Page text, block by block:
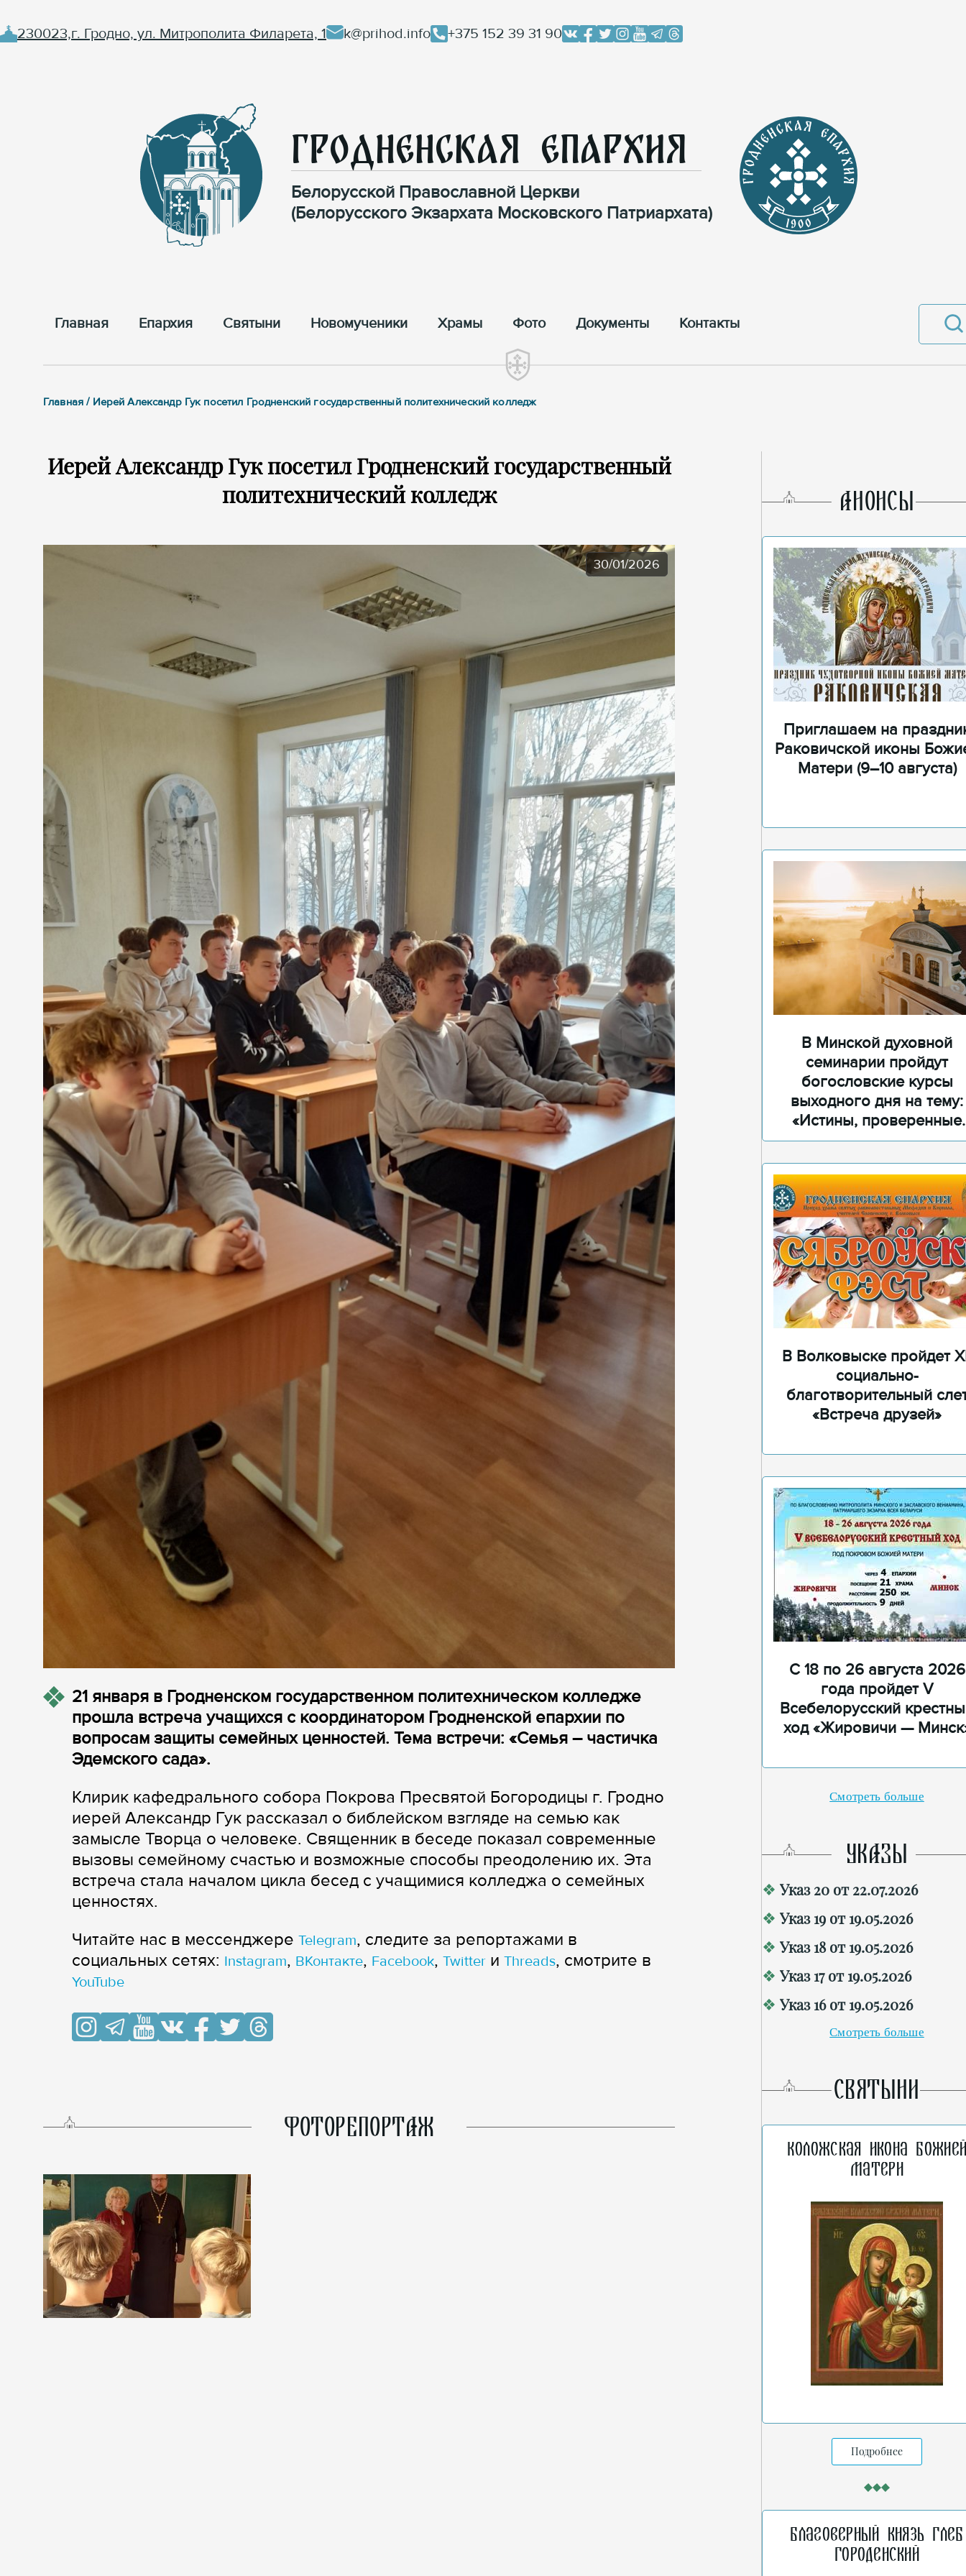
230023,г. Гродно, ул. Митрополита Филарета, 1 k@prihod.info +375 152 39 31 90
Гродненская Епархия
Белорусской Православной Церкви
(Белорусского Экзархата Московского Патриархата)
Главная Епархия Cвятыни Новомученики Храмы Фото Документы Контакты
Главная / Иерей Александр Гук посетил Гродненский государственный политехнический колледж
Иерей Александр Гук посетил Гродненский государственный
политехнический колледж
30/01/2026
21 января в Гродненском государственном политехническом колледже
прошла встреча учащихся с координатором Гродненской епархии по
вопросам защиты семейных ценностей. Тема встречи: «Семья – частичка
Эдемского сада».
Клирик кафедрального собора Покрова Пресвятой Богородицы г. Гродно
иерей Александр Гук рассказал о библейском взгляде на семью как
замысле Творца о человеке. Священник в беседе показал современные
вызовы семейному счастью и возможные способы преодолению их. Эта
встреча стала началом цикла бесед с учащимися колледжа о семейных
ценностях.
Читайте нас в мессенджере Telegram, следите за репортажами в
cоциальных сетях: Instagram, ВКонтакте, Facebook, Twitter и Threads, смотрите в
YouTube
ФОТОРЕПОРТАЖ
AНОНСЫ
Приглашаем на
Раковичской иконы
Матери (9–10 августа)
В Минской духовной
семинарии пройдут
богословские курсы
выходного дня на тему:
«Истины, проверенные
временем»
В Волковыске пройдет
социально-
благотворительный
«Встреча друзей»
С 18 по 26 августа 2026
года пройдет V
Всебелорусский
ход «Жировичи —
Смотреть больше
УКАЗЫ
Указ 20 от 22.07.2026
Указ 19 от 19.05.2026
Указ 18 от 19.05.2026
Указ 17 от 19.05.2026
Указ 16 от 19.05.2026
Смотреть больше
СВЯТЫНИ
Коложская икона
Матери
Подробнее
Благоверный князь Глеб
Городенский